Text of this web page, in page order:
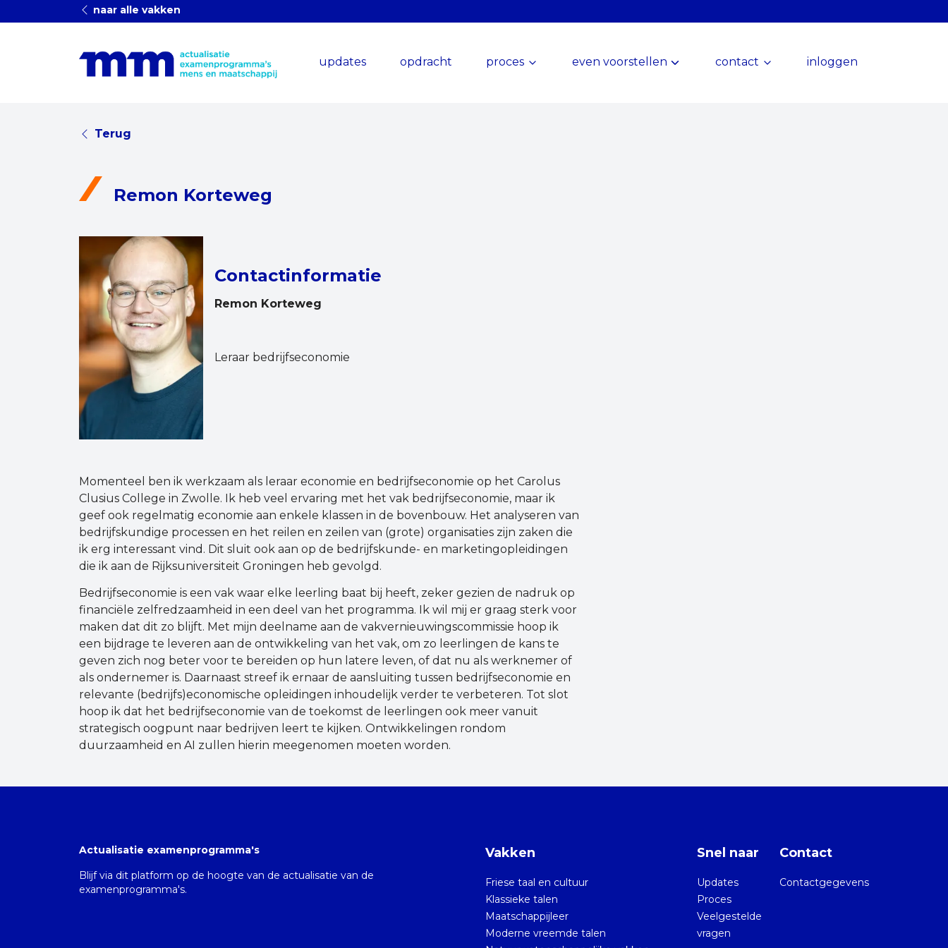
naar alle vakken
updates opdracht proces even voorstellen contact inloggen
Terug
Remon Korteweg
Contactinformatie
Remon Korteweg
Leraar bedrijfseconomie
Momenteel ben ik werkzaam als leraar economie en bedrijfseconomie op het Carolus
Clusius College in Zwolle. Ik heb veel ervaring met het vak bedrijfseconomie, maar ik
geef ook regelmatig economie aan enkele klassen in de bovenbouw. Het analyseren van
bedrijfskundige processen en het reilen en zeilen van (grote) organisaties zijn zaken die
ik erg interessant vind. Dit sluit ook aan op de bedrijfskunde- en marketingopleidingen
die ik aan de Rijksuniversiteit Groningen heb gevolgd.
Bedrijfseconomie is een vak waar elke leerling baat bij heeft, zeker gezien de nadruk op
financiële zelfredzaamheid in een deel van het programma. Ik wil mij er graag sterk voor
maken dat dit zo blijft. Met mijn deelname aan de vakvernieuwingscommissie hoop ik
een bijdrage te leveren aan de ontwikkeling van het vak, om zo leerlingen de kans te
geven zich nog beter voor te bereiden op hun latere leven, of dat nu als werknemer of
als ondernemer is. Daarnaast streef ik ernaar de aansluiting tussen bedrijfseconomie en
relevante (bedrijfs)economische opleidingen inhoudelijk verder te verbeteren. Tot slot
hoop ik dat het bedrijfseconomie van de toekomst de leerlingen ook meer vanuit
strategisch oogpunt naar bedrijven leert te kijken. Ontwikkelingen rondom
duurzaamheid en AI zullen hierin meegenomen moeten worden.
Actualisatie examenprogramma's
Blijf via dit platform op de hoogte van de actualisatie van de
examenprogramma's.
Vakken
Friese taal en cultuur
Klassieke talen
Maatschappijleer
Moderne vreemde talen
Snel naar
Updates
Proces
Veelgestelde
vragen
Contact
Contactgegevens